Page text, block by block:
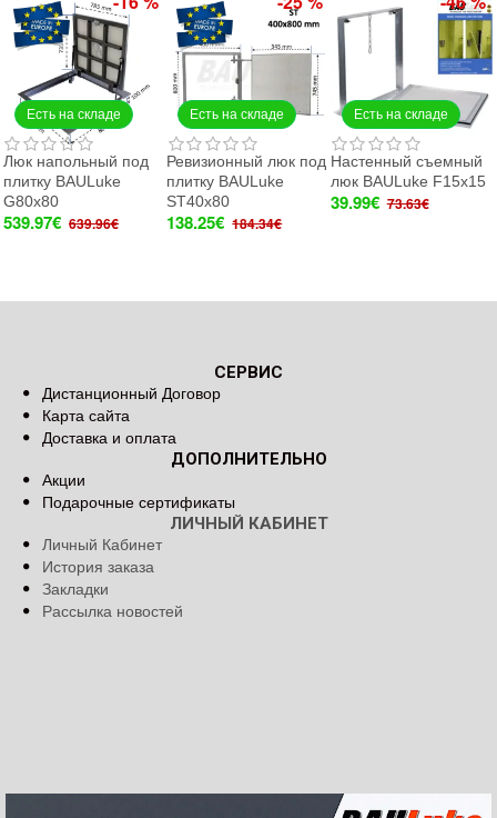
Есть на складе
Люк напольный под
плитку BAULuke
G80x80
539.97€ 639.96€
Есть на складе
Ревизионный люк под
плитку BAULuke
ST40x80
138.25€ 184.34€
Есть на складе
Настенный съемный
люк BAULuke F15x15
39.99€ 73.63€
СЕРВИС
Дистанционный Договор
Карта сайта
Доставка и оплата
ДОПОЛНИТЕЛЬНО
Акции
Подарочные сертификаты
ЛИЧНЫЙ КАБИНЕТ
Личный Кабинет
История заказа
Закладки
Рассылка новостей